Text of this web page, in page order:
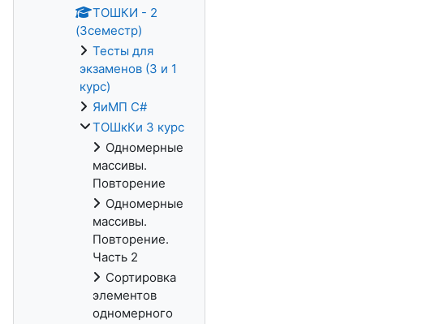
ТОШКИ - 2
(3семестр)
Тесты для
экзаменов (3 и 1
курс)
ЯиМП C#
ТОШкКи 3 курс
Одномерные
массивы.
Повторение
Одномерные
массивы.
Повторение.
Часть 2
Сортировка
элементов
одномерного